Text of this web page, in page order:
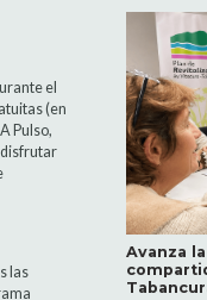
el
(en
Pulso,
disfrutar
las
Avanza